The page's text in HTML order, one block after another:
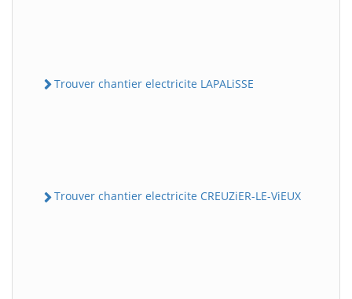
Trouver chantier electricite LAPALiSSE
Trouver chantier electricite CREUZiER-LE-ViEUX